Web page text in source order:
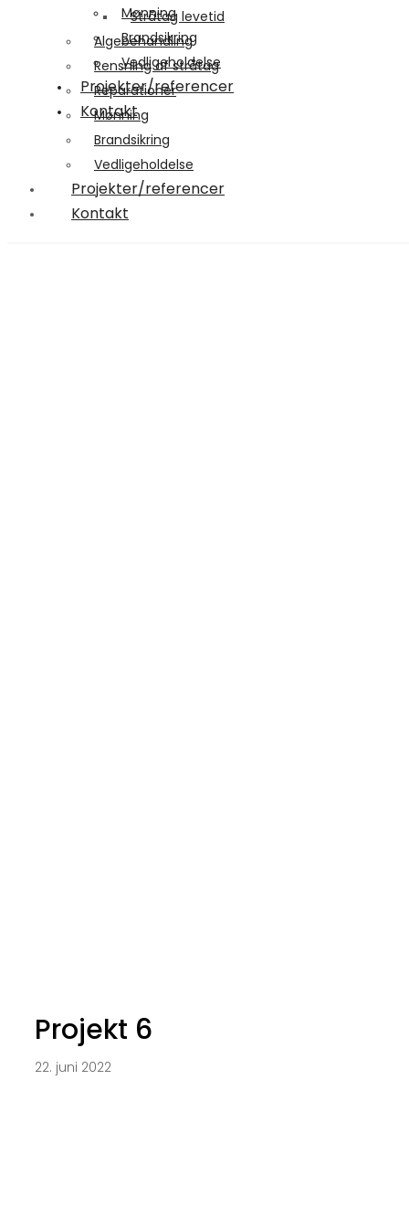
Mønning
Brandsikring
​Vedligeholdelse​
Projekter/referencer
Kontakt
Stråtag levetid
Algebehandling
Rensning af stråtag
Reparationer
Mønning
Brandsikring
​Vedligeholdelse​
Projekter/referencer
Kontakt
Projekt 6
22. juni 2022